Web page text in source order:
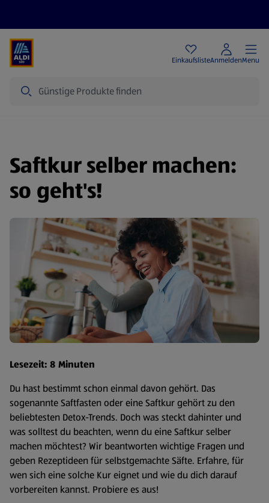
EinkaufslisteAnmeldenMenu
Saftkur selber machen:
so geht's!
Lesezeit: 8 Minuten
Du hast bestimmt schon einmal davon gehört. Das
sogenannte Saftfasten oder eine Saftkur gehört zu den
beliebtesten Detox-Trends. Doch was steckt dahinter und
was solltest du beachten, wenn du eine Saftkur selber
machen möchtest? Wir beantworten wichtige Fragen und
geben Rezeptideen für selbstgemachte Säfte. Erfahre, für
wen sich eine solche Kur eignet und wie du dich darauf
vorbereiten kannst. Probiere es aus!